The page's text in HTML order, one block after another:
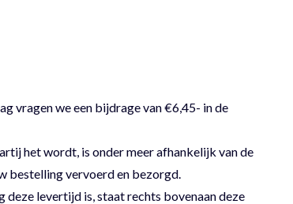
vragen we een bijdrage van €6,45- in de
het wordt, is onder meer afhankelijk van de
bestelling vervoerd en bezorgd.
levertijd is, staat rechts bovenaan deze